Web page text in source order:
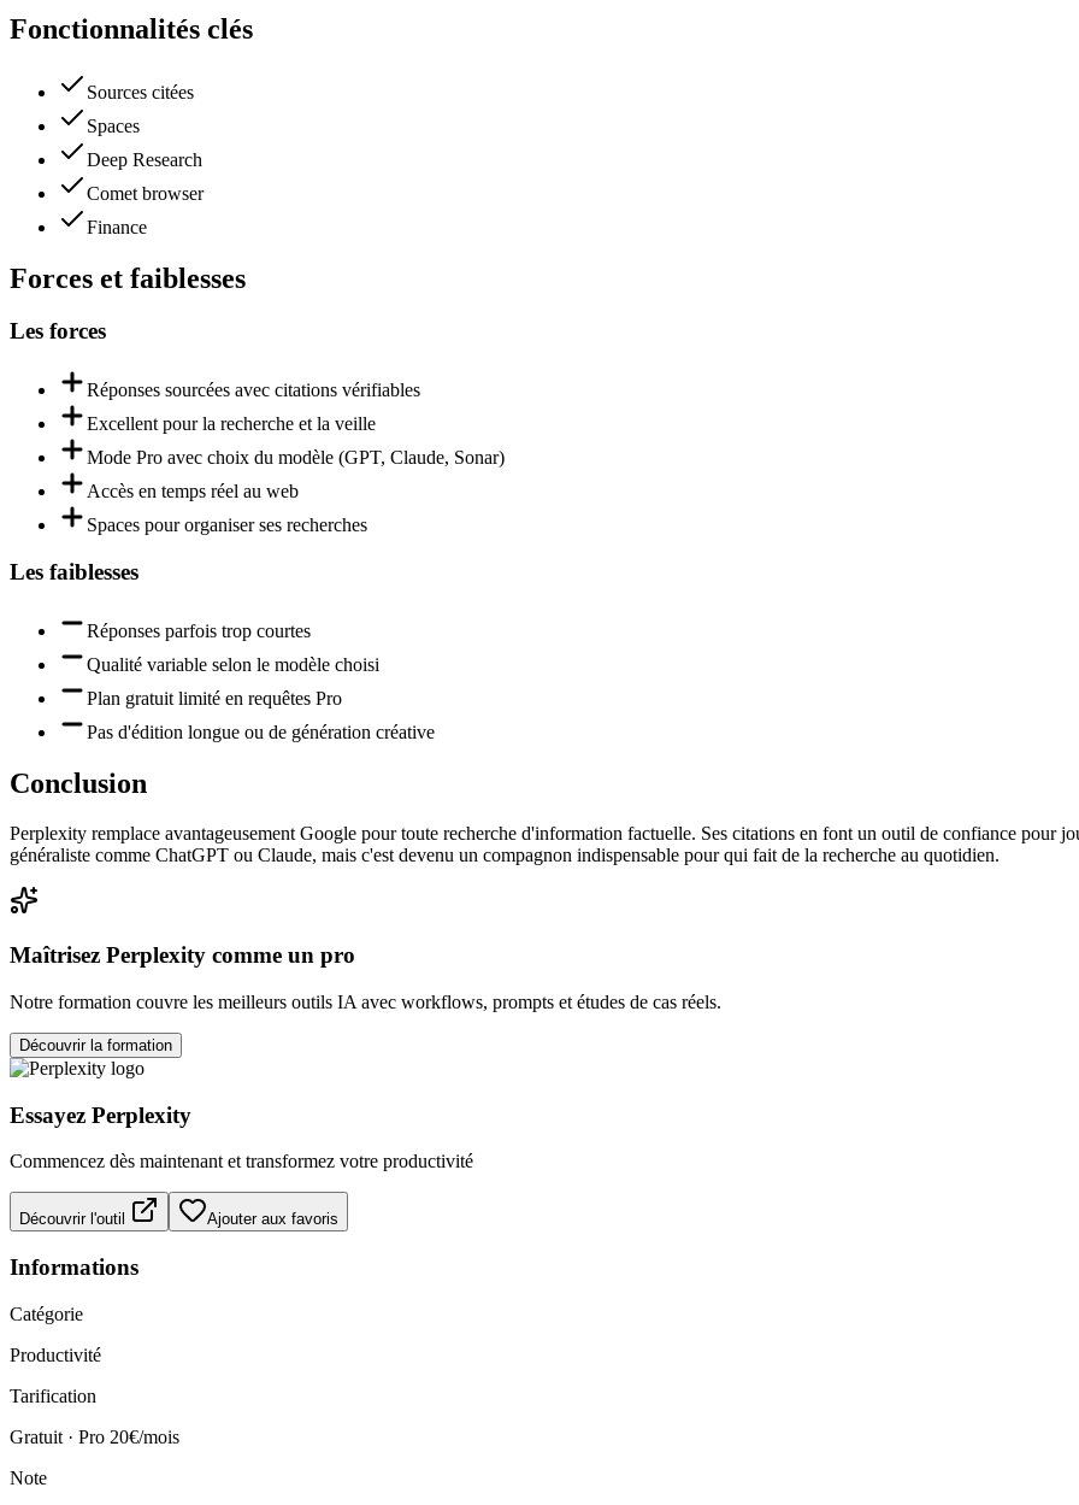
Fonctionnalités clés
Sources citées
Spaces
Deep Research
Comet browser
Finance
Forces et faiblesses
Les forces
Réponses sourcées avec citations vérifiables
Excellent pour la recherche et la veille
Mode Pro avec choix du modèle (GPT, Claude, Sonar)
Accès en temps réel au web
Spaces pour organiser ses recherches
Les faiblesses
Réponses parfois trop courtes
Qualité variable selon le modèle choisi
Plan gratuit limité en requêtes Pro
Pas d'édition longue ou de génération créative
Conclusion
Perplexity remplace avantageusement Google pour toute recherche d'information factuelle. Ses citations en font un outil de confiance pour
généraliste comme ChatGPT ou Claude, mais c'est devenu un compagnon indispensable pour qui fait de la recherche au quotidien.
Maîtrisez Perplexity comme un pro
Notre formation couvre les meilleurs outils IA avec workflows, prompts et études de cas réels.
Découvrir la formation
Essayez Perplexity
Commencez dès maintenant et transformez votre productivité
Découvrir l'outil Ajouter aux favoris
Informations
Catégorie
Productivité
Tarification
Gratuit · Pro 20€/mois
Note